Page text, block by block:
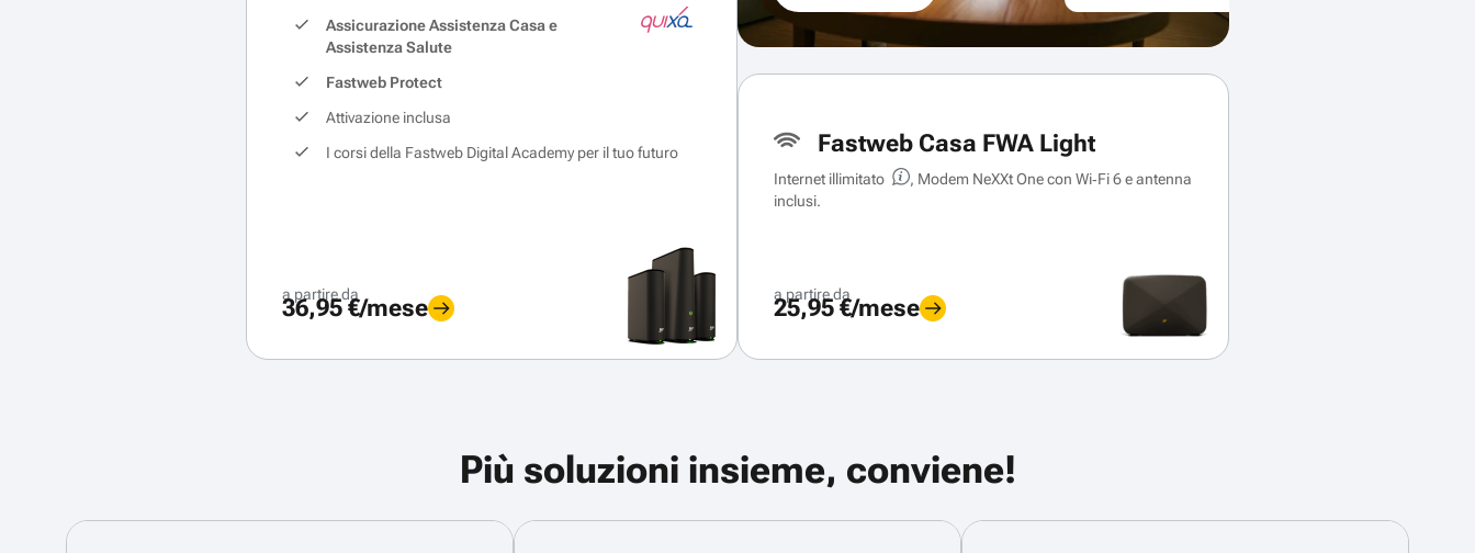
Assicurazione Assistenza Casa e
Assistenza Salute
Fastweb Protect
Attivazione inclusa
I corsi della Fastweb Digital Academy per il tuo futuro
a partire da
36,95 €/mese
Fastweb Casa FWA Light
Internet illimitato
, Modem NeXXt One con Wi‑Fi 6 e antenna
inclusi.
a partire da
25,95 €/mese
Più soluzioni insieme, conviene!